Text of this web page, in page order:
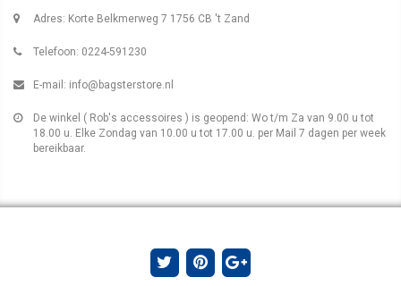
Adres: Korte Belkmerweg 7 1756 CB 't Zand
Telefoon: 0224-591230
E-mail: info@bagsterstore.nl
De winkel ( Rob's accessoires ) is geopend: Wo t/m Za van 9.00 u tot
18.00 u. Elke Zondag van 10.00 u tot 17.00 u. per Mail 7 dagen per week
bereikbaar.